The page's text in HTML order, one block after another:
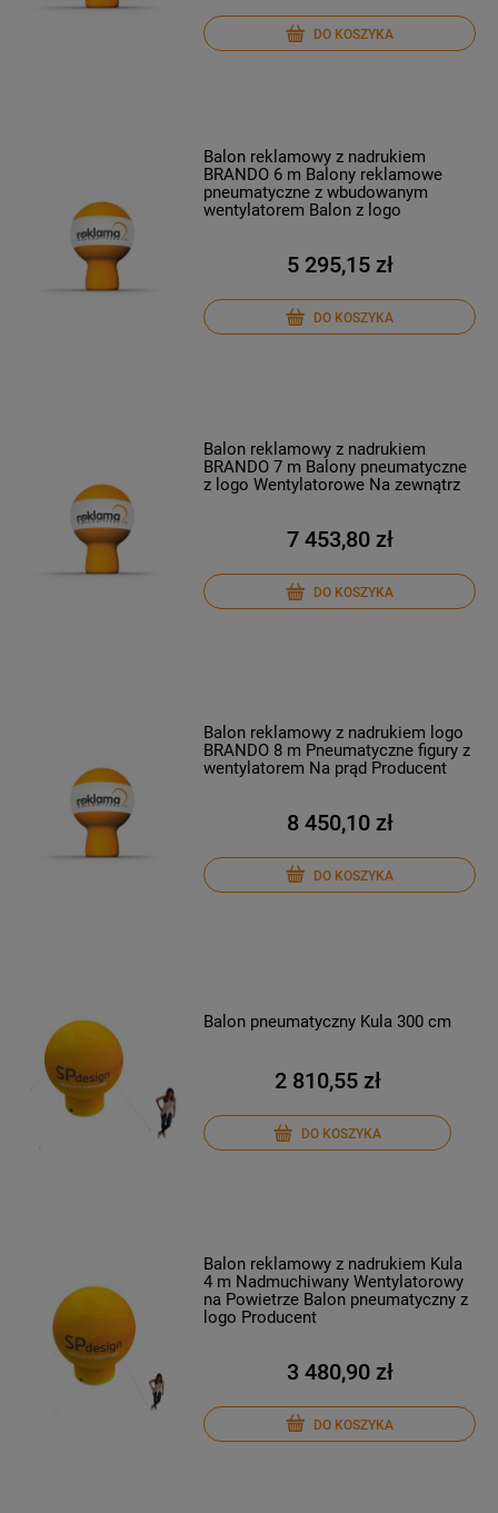
DO KOSZYKA
Balon reklamowy z nadrukiem
BRANDO 6 m Balony reklamowe
pneumatyczne z wbudowanym
wentylatorem Balon z logo
5 295,15 zł
DO KOSZYKA
Balon reklamowy z nadrukiem
BRANDO 7 m Balony pneumatyczne
z logo Wentylatorowe Na zewnątrz
7 453,80 zł
DO KOSZYKA
Balon reklamowy z nadrukiem logo
BRANDO 8 m Pneumatyczne figury z
wentylatorem Na prąd Producent
8 450,10 zł
DO KOSZYKA
Balon pneumatyczny Kula 300 cm
2 810,55 zł
DO KOSZYKA
Balon reklamowy z nadrukiem Kula
4 m Nadmuchiwany Wentylatorowy
na Powietrze Balon pneumatyczny z
logo Producent
3 480,90 zł
DO KOSZYKA